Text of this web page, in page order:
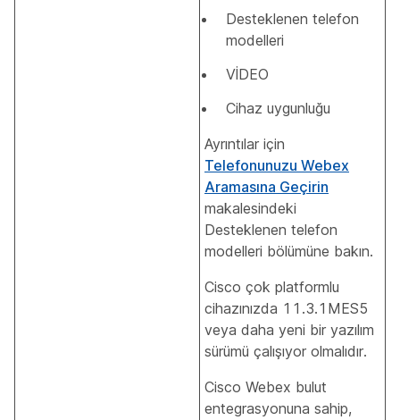
Desteklenen telefon
modelleri
VİDEO
Cihaz uygunluğu
Ayrıntılar için
Telefonunuzu Webex
Aramasına Geçirin
makalesindeki
Desteklenen telefon
modelleri bölümüne bakın.
Cisco çok platformlu
cihazınızda 11.3.1MES5
veya daha yeni bir yazılım
sürümü çalışıyor olmalıdır.
Cisco Webex bulut
entegrasyonuna sahip,